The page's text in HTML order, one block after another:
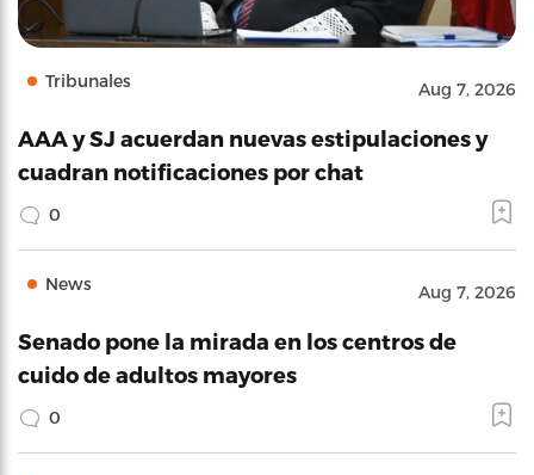
Tribunales Aug 7, 2026
AAA y SJ acuerdan nuevas estipulaciones y
cuadran notificaciones por chat
0
News Aug 7, 2026
Senado pone la mirada en los centros de
cuido de adultos mayores
0